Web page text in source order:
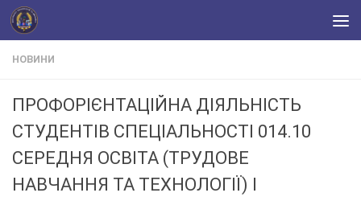
Skip to content
НОВИНИ
ПРОФОРІЄНТАЦІЙНА ДІЯЛЬНІСТЬ
СТУДЕНТІВ СПЕЦІАЛЬНОСТІ 014.10
СЕРЕДНЯ ОСВІТА (ТРУДОВЕ
НАВЧАННЯ ТА ТЕХНОЛОГІЇ) І